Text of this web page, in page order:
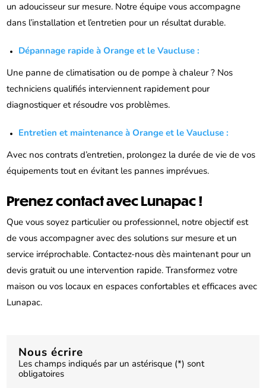
un adoucisseur sur mesure. Notre équipe vous accompagne
dans l’installation et l’entretien pour un résultat durable.
Dépannage rapide à Orange et le Vaucluse :
Une panne de climatisation ou de pompe à chaleur ? Nos
techniciens qualifiés interviennent rapidement pour
diagnostiquer et résoudre vos problèmes.
Entretien et maintenance à Orange et le Vaucluse :
Avec nos contrats d’entretien, prolongez la durée de vie de vos
équipements tout en évitant les pannes imprévues.
Prenez contact avec Lunapac !
Que vous soyez particulier ou professionnel, notre objectif est
de vous accompagner avec des solutions sur mesure et un
service irréprochable. Contactez-nous dès maintenant pour un
devis gratuit ou une intervention rapide. Transformez votre
maison ou vos locaux en espaces confortables et efficaces avec
Lunapac.
Nous écrire
Les champs indiqués par un astérisque (*) sont
obligatoires